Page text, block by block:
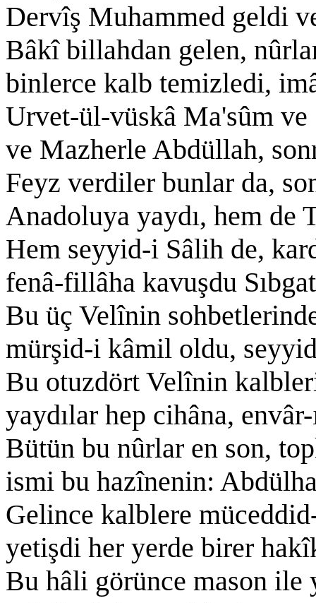
Dervîş Muhammed geldi
Bâkî billahdan gelen,
binlerce kalb temizledi,
Urvet-ül-vüskâ Ma'sûm
ve Mazherle Abdüllah,
Feyz verdiler bunlar da,
Anadoluya yaydı, hem de
Hem seyyid-i Sâlih de,
fenâ-fillâha kavuşdu
Bu üç Velînin
mürşid-i kâmil oldu,
Bu otuzdört Velînin
yaydılar hep cihâna,
Bütün bu nûrlar en son,
ismi bu hazînenin:
Gelince kalblere
yetişdi her yerde birer
Bu hâli görünce mason ile